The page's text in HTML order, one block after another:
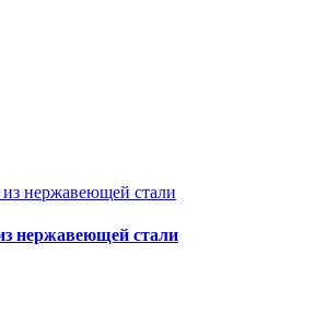
нержавеющей стали